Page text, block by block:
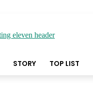
STORY TOP LIST